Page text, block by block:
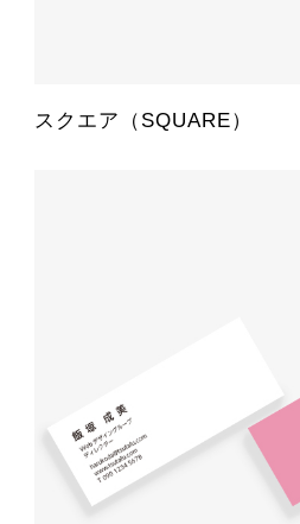
スクエア（SQUARE）